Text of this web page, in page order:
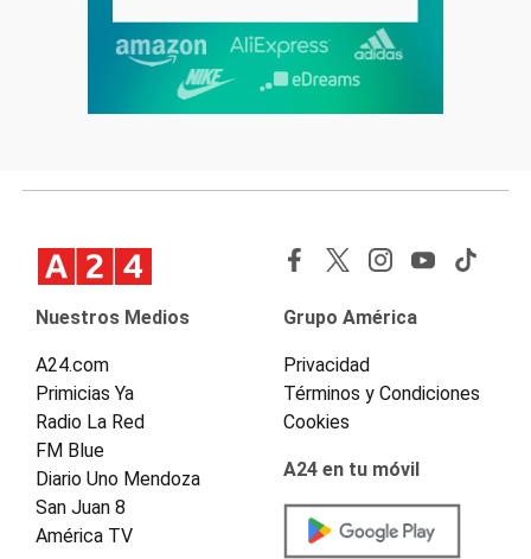
Nuestros Medios
A24.com
Primicias Ya
Radio La Red
FM Blue
Diario Uno Mendoza
San Juan 8
América TV
Grupo América
Privacidad
Términos y Condiciones
Cookies
A24 en tu móvil